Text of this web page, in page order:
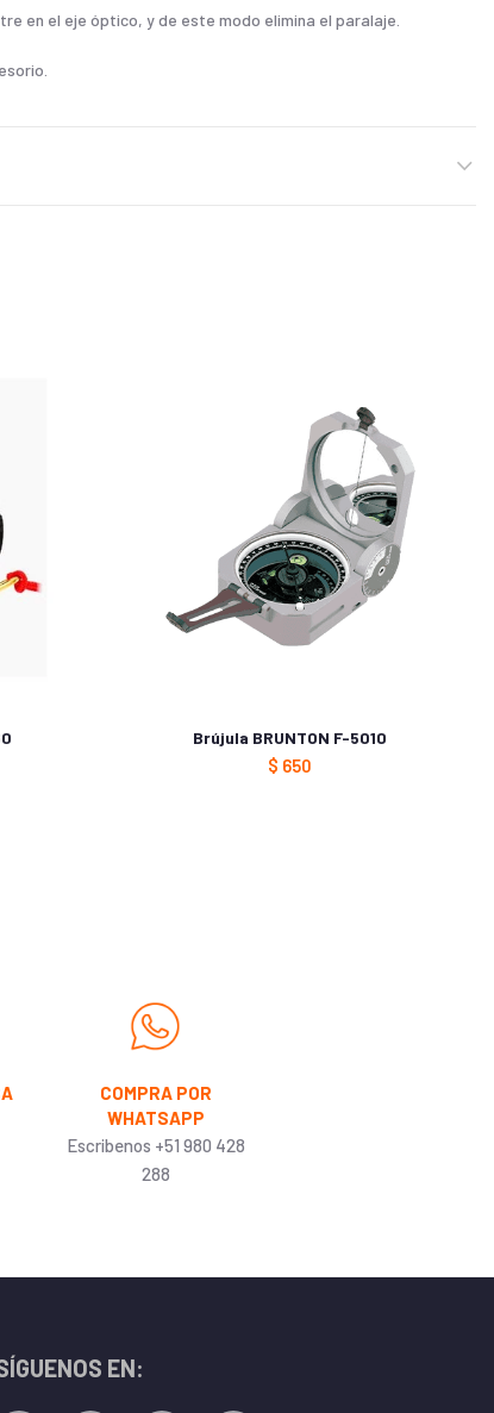
en el eje óptico, y de este modo elimina el paralaje.
Brújula BRUNTON F-5010
$ 650
COMPRA POR
WHATSAPP
Escribenos +51 980 428
288
EN: